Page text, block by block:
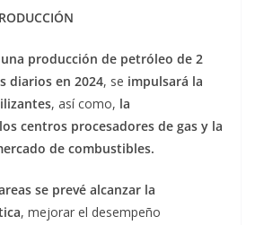
producción de petróleo de 2
diarios en 2024, se impulsará la
, así como, la
centros procesadores de gas y la
de combustibles.
se prevé alcanzar la
, mejorar el desempeño